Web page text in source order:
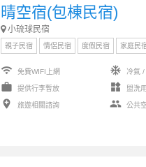
晴空宿(包棟民宿)
小琉球民宿
親子民宿 情侶民宿 度假民宿 家庭民
wifi 免費WIFI上網
work 提供行李暫放
add_location 旅遊相關諮詢
ac_unit 冷氣
widgets 盥洗
group
公共